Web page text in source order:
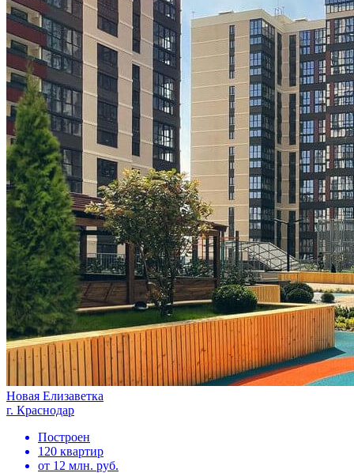
Новая Елизаветка
г. Краснодар
Построен
120 квартир
от 12 млн. руб.